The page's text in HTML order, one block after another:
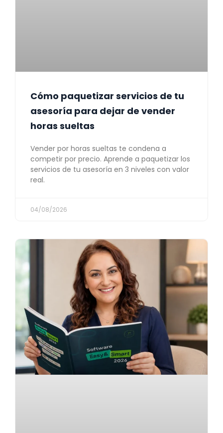
Cómo paquetizar servicios de tu
asesoría para dejar de vender
horas sueltas
Vender por horas sueltas te condena a
competir por precio. Aprende a paquetizar los
servicios de tu asesoría en 3 niveles con valor
real.
04/08/2026